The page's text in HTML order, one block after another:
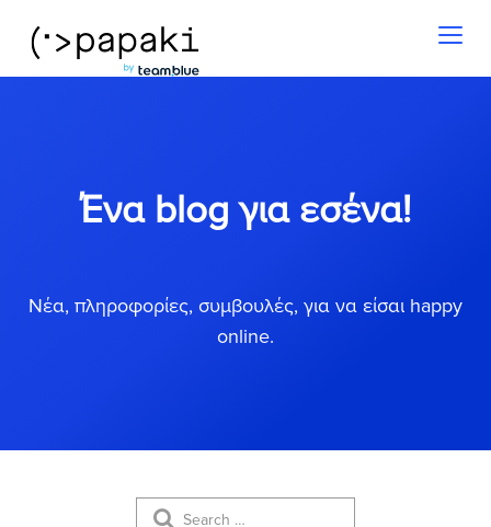
Ένα blog για εσένα!
Νέα, πληροφορίες, συμβουλές, για να είσαι happy
online.